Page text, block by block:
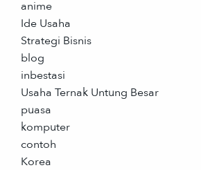
anime
Ide Usaha
Strategi Bisnis
blog
inbestasi
Usaha Ternak Untung Besar
puasa
komputer
contoh
Korea